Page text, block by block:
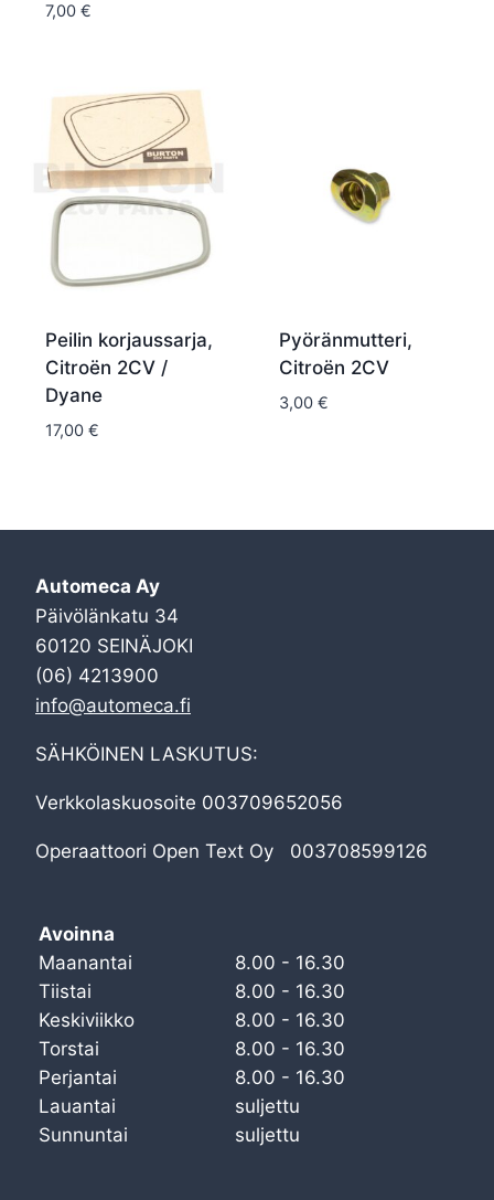
7,00 €
Peilin korjaussarja,
Citroën 2CV /
Dyane
17,00 €
Pyöränmutteri,
Citroën 2CV
3,00 €
Automeca Ay
Päivölänkatu 34
60120 SEINÄJOKI
(06) 4213900
info@automeca.fi
SÄHKÖINEN LASKUTUS:
Verkkolaskuosoite 003709652056
Operaattoori Open Text Oy 003708599126
Avoinna
Maanantai
8.00 - 16.30
Tiistai
8.00 - 16.30
Keskiviikko
8.00 - 16.30
Torstai
8.00 - 16.30
Perjantai
8.00 - 16.30
Lauantai
suljettu
Sunnuntai
suljettu